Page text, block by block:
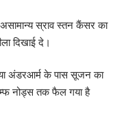
स्राव स्तन कैंसर का
दिखाई दे।
अंडरआर्म के पास सूजन का
नोड्स तक फैल गया है